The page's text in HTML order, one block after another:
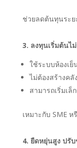
ช่วยลดต้นทุนระย
3. ลงทุนเริ่มต้นไ
ใช้ระบบห้องเย็
ไม่ต้องสร้างค
สามารถเริ่มเล็
เหมาะกับ SME ห
4. ยืดหยุ่นสูง ปรั